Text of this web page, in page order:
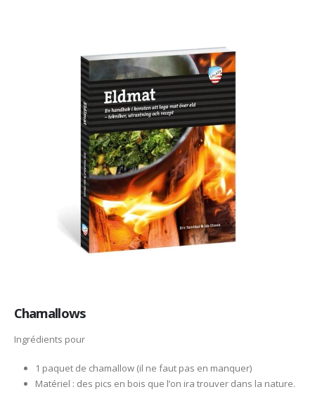
Chamallows
Ingrédients pour
1 paquet de chamallow (il ne faut pas en manquer)
Matériel : des pics en bois que l’on ira trouver dans la nature.